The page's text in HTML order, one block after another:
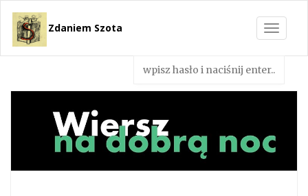
Toggle
Zdaniem Szota